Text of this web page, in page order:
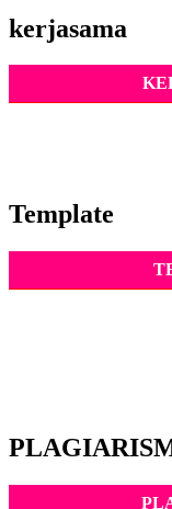
kerjasama
Template